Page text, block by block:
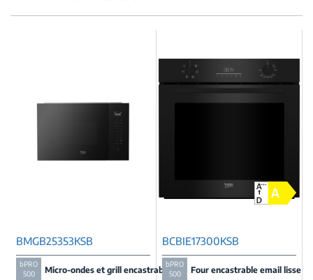
BMGB25353KSB
bPRO
500
Micro-ondes et grill encastrable
BCBIE17300KSB
bPRO
500
Four encastrable email lisse